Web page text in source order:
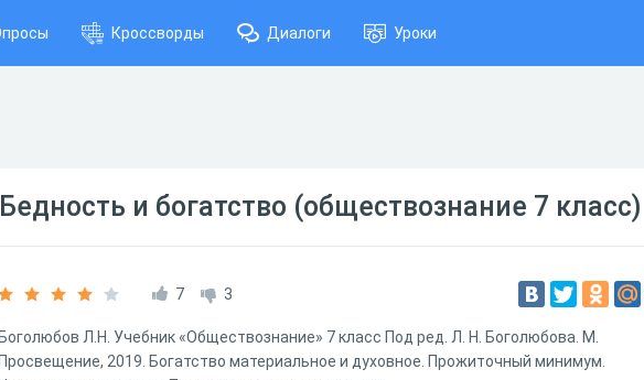
Кроссворды Диалоги Уроки
и богатство (обществознание 7 класс)
7 3
Боголюбов Л.Н. Учебник «Обществознание» 7 класс Под ред. Л. Н. Боголюбова. М.
Просвещение, 2019. Богатство материальное и духовное. Прожиточный минимум.